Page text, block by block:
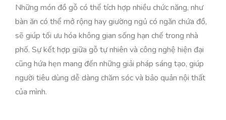
Những món đồ gỗ có thể tích hợp nhiều chức năng, như
bàn ăn có thể mở rộng hay giường ngủ có ngăn chứa đồ,
sẽ giúp tối ưu hóa không gian sống hạn chế trong nhà
phố. Sự kết hợp giữa gỗ tự nhiên và công nghệ hiện đại
cũng hứa hẹn mang đến những giải pháp sáng tạo, giúp
người tiêu dùng dễ dàng chăm sóc và bảo quản nội thất
của mình.